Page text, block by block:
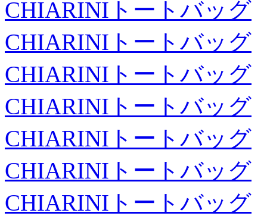
CHIARINIトートバッグ
CHIARINIトートバッグ
CHIARINIトートバッグ
CHIARINIトートバッグ
CHIARINIトートバッグ
CHIARINIトートバッグ
CHIARINIトートバッグ